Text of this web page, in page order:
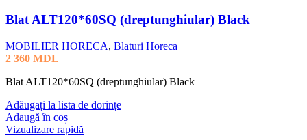
Blat ALT120*60SQ (dreptunghiular) Black
MOBILIER HORECA, Blaturi Horeca
2 360 MDL
Blat ALT120*60SQ (dreptunghiular) Black
Adăugați la lista de dorințe
Adaugă în coș
Vizualizare rapidă